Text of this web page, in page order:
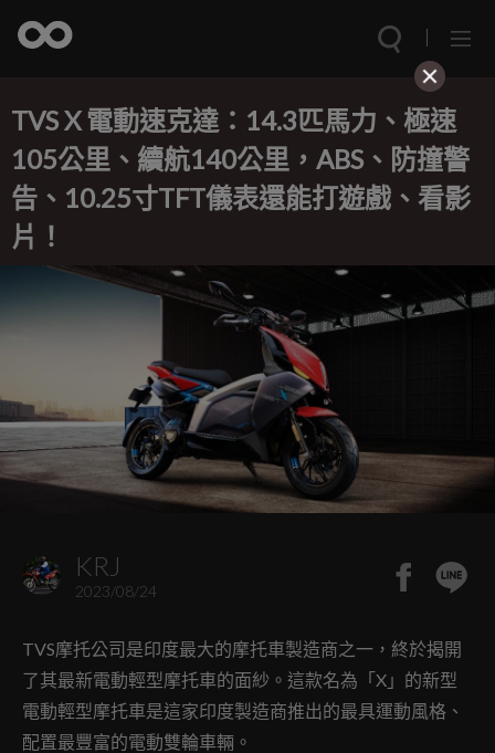
TVS X 電動速克達：14.3匹馬力、極速
105公里、續航140公里，ABS、防撞警
告、10.25寸TFT儀表還能打遊戲、看影
片！
KRJ
2023/08/24
TVS摩托公司是印度最大的摩托車製造商之一，終於揭開
了其最新電動輕型摩托車的面紗。這款名為「X」的新型
電動輕型摩托車是這家印度製造商推出的最具運動風格、
配置最豐富的電動雙輪車輛。